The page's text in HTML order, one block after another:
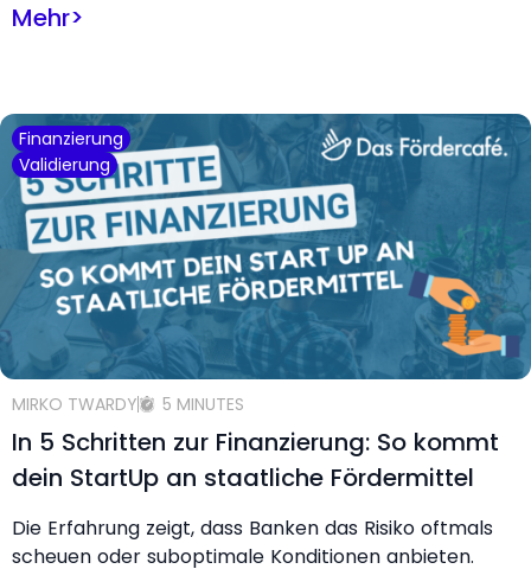
Mehr>
Finanzierung
Validierung
MIRKO TWARDY 5 MINUTES
In 5 Schritten zur Finanzierung: So kommt
dein StartUp an staatliche Fördermittel
Die Erfahrung zeigt, dass Banken das Risiko oftmals
scheuen oder suboptimale Konditionen anbieten.